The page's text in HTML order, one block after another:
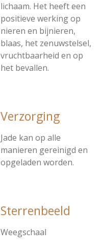
lichaam. Het heeft een
positieve werking op
nieren en bijnieren,
blaas, het zenuwstelsel,
vruchtbaarheid en op
het bevallen.
Verzorging
Jade kan op alle
manieren gereinigd en
opgeladen worden.
Sterrenbeeld
Weegschaal